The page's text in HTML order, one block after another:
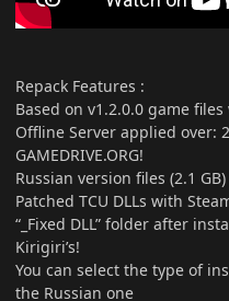
Repack Features :
Based on v1.2.0.0 game
Offline Server applied over:
GAMEDRIVE.ORG!
Russian version files (2.1
Patched TCU DLLs with
“_Fixed DLL” folder after
Kirigiri’s!
You can select the type of
the Russian one